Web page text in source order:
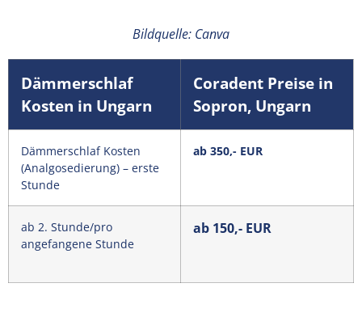
Bildquelle: Canva
Dämmerschlaf
Kosten in Ungarn
Coradent Preise in
Sopron, Ungarn
Dämmerschlaf Kosten
(Analgosedierung) – erste
Stunde
ab 350,- EUR
ab 2. Stunde/pro
angefangene Stunde
ab 150,- EUR